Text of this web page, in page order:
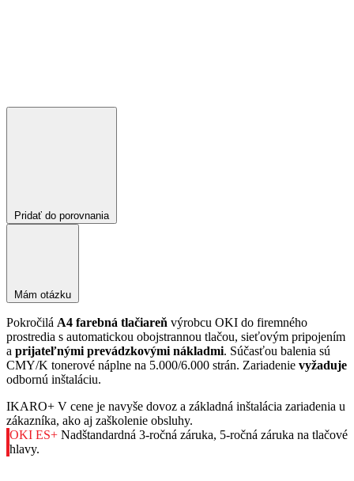
Pridať do porovnania
Mám otázku
Pokročilá A4 farebná tlačiareň výrobcu OKI do firemného
prostredia s automatickou obojstrannou tlačou, sieťovým pripojením
a prijateľnými prevádzkovými nákladmi. Súčasťou balenia sú
CMY/K tonerové náplne na 5.000/6.000 strán. Zariadenie vyžaduje
odbornú inštaláciu.
IKARO+ V cene je navyše dovoz a základná inštalácia zariadenia u
zákazníka, ako aj zaškolenie obsluhy.
OKI ES+ Nadštandardná 3-ročná záruka, 5-ročná záruka na tlačové
hlavy.